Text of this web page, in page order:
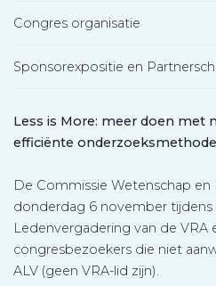
Congres organisatie
Sponsorexpositie en
Less is More: meer doen met
efficiënte
De Commissie Wetenschap
donderdag 6 november tijdens
Ledenvergadering van de VRA
congresbezoekers die niet
ALV (geen VRA-lid zijn).